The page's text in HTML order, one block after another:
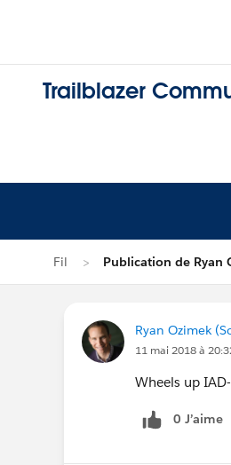
Trailblazer
Fil Publication de Ryan
Ryan Ozimek
11 mai 2018 à
Wheels up IAD-
0 J’aime